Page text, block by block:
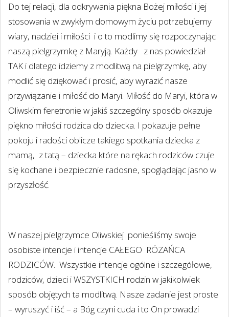
Do tej relacji, dla odkrywania piękna Bożej miłości i jej
stosowania w zwykłym domowym życiu potrzebujemy
wiary, nadziei i miłości i o to modlimy się rozpoczynając
naszą pielgrzymkę z Maryją. Każdy z nas powiedział
TAK i dlatego idziemy z modlitwą na pielgrzymkę, aby
modlić się dziękować i prosić, aby wyrazić nasze
przywiązanie i miłość do Maryi. Miłość do Maryi, która w
Oliwskim feretronie w jakiś szczególny sposób okazuje
piękno miłości rodzica do dziecka. I pokazuje pełne
pokoju i radości oblicze takiego spotkania dziecka z
mamą, z tatą – dziecka które na rękach rodziców czuje
się kochane i bezpiecznie radosne, spoglądając jasno w
przyszłość.
W naszej pielgrzymce Oliwskiej ponieśliśmy swoje
osobiste intencje i intencje CAŁEGO RÓZAŃCA
RODZICÓW. Wszystkie intencje ogólne i szczegółowe,
rodziców, dzieci i WSZYSTKICH rodzin w jakikolwiek
sposób objętych ta modlitwą. Nasze zadanie jest proste
– wyruszyć i iść – a Bóg czyni cuda i to On prowadzi